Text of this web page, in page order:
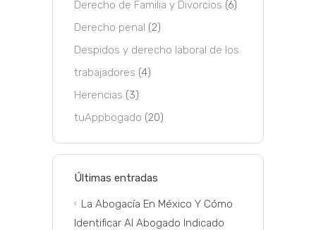
Derecho de Familia y Divorcios (6)
Derecho penal (2)
Despidos y derecho laboral de los
trabajadores (4)
Herencias (3)
tuAppbogado (20)
Últimas entradas
La Abogacía En México Y Cómo
Identificar Al Abogado Indicado